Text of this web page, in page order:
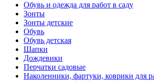
Обувь и одежда для работ в саду
Зонты
Зонты детские
Обувь
Обувь детская
Шапки
Дождевики
Перчатки садовые
Наколенники, фартуки, коврики для